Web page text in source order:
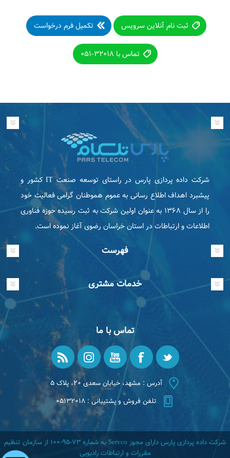
ثبت نام آنلاین سرویس تکمیل فرم درخواست
تماس با ۳۲۰۱۸-۰۵۱
شرکت داده پردازی پارس در راستای توسعه صنعت IT كشور و
پیشبرد اهداف اطلاع رسانی به عموم هموطنان گرامی فعاليت خود
را از سال ۱۳۶۸ به عنوان اولین شرکت به ثبت رسیده حوزه فناوری
اطلاعات و ارتباطات در استان خراسان رضوی آغاز نموده است.
فهرست
خدمات مشتری
تماس با ما
آدرس : مشهد، خیابان سعدی ۲۰، پلاک ۵
تلفن فروش و پشتیبانی : ۰۵۱۳۲۰۱۸
شرکت داده پردازی پارس دارای مجوز Servco به شماره ۷۳-۹۵-۱۰۰ از سازمان تنظیم
مقررات و ارتباطات رادیویی